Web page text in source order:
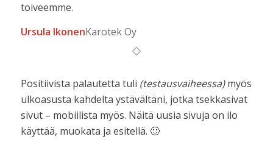
toiveemme.
Ursula IkonenKarotek Oy
Positiivista palautetta tuli (testausvaiheessa)myös
ulkoasusta kahdelta ystävältäni, jotka tsekkasivat
sivut – mobiilista myös. Näitä uusia sivuja on ilo
käyttää, muokata ja esitellä. 🙂